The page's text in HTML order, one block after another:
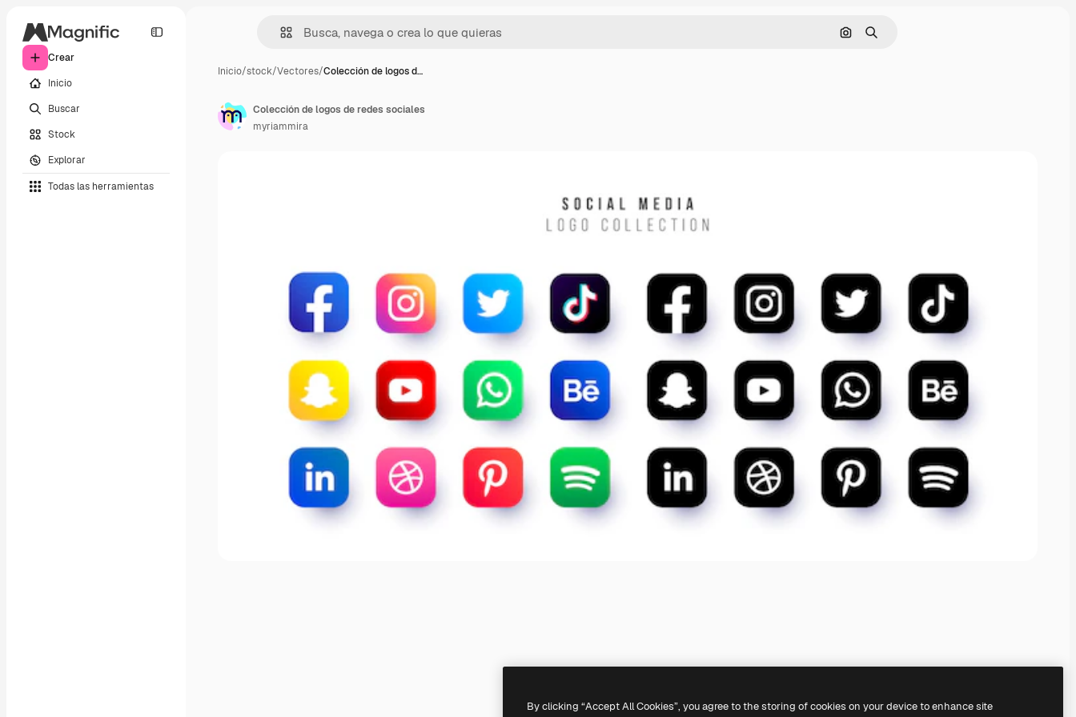
Crear
Inicio
Buscar
Stock
Explorar
Todas las herramientas
Buscar por imagen
Buscar
Inicio/stock/Vectores/Colección de logos d…
Colección de logos de redes sociales
myriammira
By clicking “Accept All Cookies”, you agree to the storing of cookies on your device to enhance site